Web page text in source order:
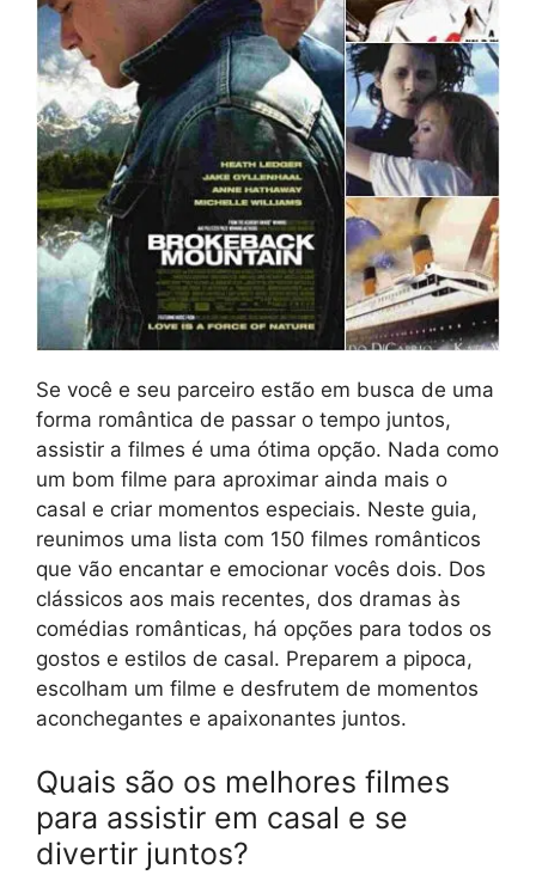
Se você e seu parceiro estão em busca de uma
forma romântica de passar o tempo juntos,
assistir a filmes é uma ótima opção. Nada como
um bom filme para aproximar ainda mais o
casal e criar momentos especiais. Neste guia,
reunimos uma lista com 150 filmes românticos
que vão encantar e emocionar vocês dois. Dos
clássicos aos mais recentes, dos dramas às
comédias românticas, há opções para todos os
gostos e estilos de casal. Preparem a pipoca,
escolham um filme e desfrutem de momentos
aconchegantes e apaixonantes juntos.
Quais são os melhores filmes
para assistir em casal e se
divertir juntos?